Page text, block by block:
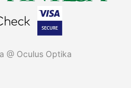
@ Oculus Optika